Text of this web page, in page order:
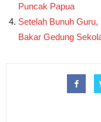
Puncak Papua
Setelah Bunuh
Bakar Gedung